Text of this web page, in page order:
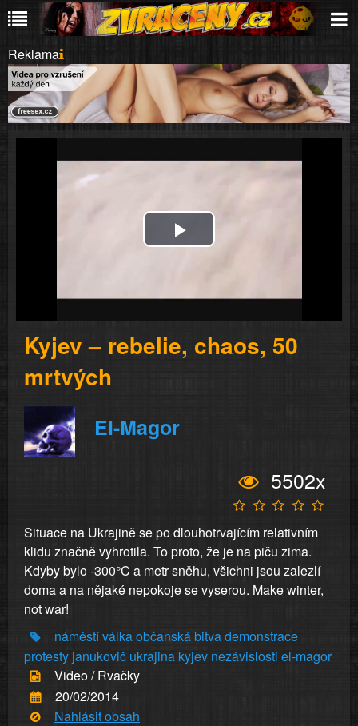
Reklama
Play
Kyjev – rebelie, chaos, 50
mrtvých
El-Magor
5502x
Situace na Ukrajině se po dlouhotrvajícím relativním
klidu značně vyhrotila. To proto, že je na piču zima.
Kdyby bylo -300°C a metr sněhu, všichni jsou zalezlí
doma a na nějaké nepokoje se vyserou. Make winter,
not war!
náměstíválkaobčanskábitvademonstrace
protesty janukovič ukrajina kyjev nezávislosti el-magor
Video / Rvačky
20/02/2014
Nahlásit obsah